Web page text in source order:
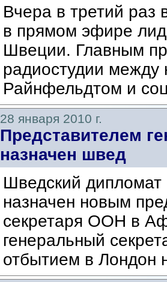
Вчера в третий раз
в прямом эфире
Швеции. Главным
радиостудии между
Райнфельдтом и
28 января 2010 г.
Представителем
назначен швед
Шведский
назначен новым
секретаря ООН в
генеральный
отбытием в Лондон